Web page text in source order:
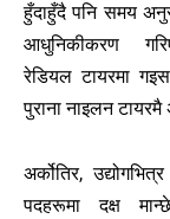
हुँदाहुँदै पनि समय
आधुनिकीकरण
रेडियल टायरमा
पुराना नाइलन टायरमै
अर्कोतिर,
पदहरूमा दक्ष